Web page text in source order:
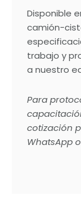
Disponible
camión-
trabajo y
a nuestro
Para
cotización
WhatsApp